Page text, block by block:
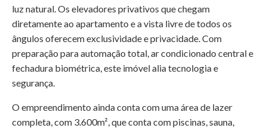
luz natural. Os elevadores privativos que chegam
diretamente ao apartamento e a vista livre de todos os
ângulos oferecem exclusividade e privacidade. Com
preparação para automação total, ar condicionado central e
fechadura biométrica, este imóvel alia tecnologia e
segurança.
O empreendimento ainda conta com uma área de lazer
completa, com 3.600m², que conta com piscinas, sauna,